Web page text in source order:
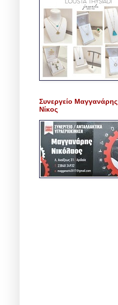
Συνεργείο Μαγγανάρης
Νίκος